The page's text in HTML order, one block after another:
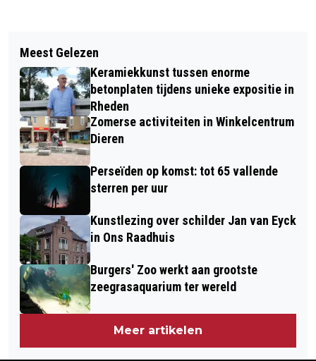
WAT VINDT HET ROZENDAALSE VELD
ZELF? IN DE ‘STEM VAN DE NATUUR’
TECHNISCHE STORING LEGT
PLANNING RIJNSTATE STIL:
ZIEKENHUIS WERKT AAN OPLOSSING
Meest Gelezen
Keramiekkunst tussen enorme
betonplaten tijdens unieke expositie in
Rheden
Zomerse activiteiten in Winkelcentrum
Dieren
Perseïden op komst: tot 65 vallende
sterren per uur
Kunstlezing over schilder Jan van Eyck
in Ons Raadhuis
Burgers' Zoo werkt aan grootste
zeegrasaquarium ter wereld
Meer artikelen